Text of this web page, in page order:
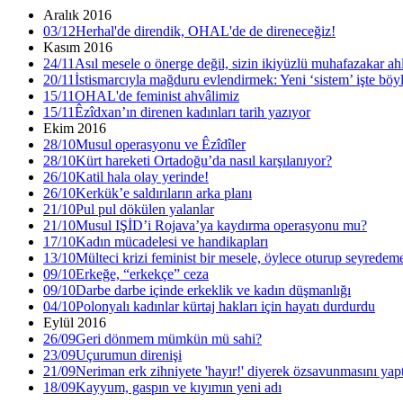
22 kadın eşbaşkan tutuklu, 35 belediyeye kayyım
11:25 05/12/2016
5 ARALIK 2016 GÜNDEMİ
11:21 05/12/2016
‘Yüzlerce çocuk devletin ihmalleri sonucu yaşamını yitirdi’
16:26 04/12/2016
Kasım’da 28 kadın katledildi 100 çocuk istismara maruz bırakıldı
15:01 05/12/2016
Aralık 2016
03/12Herhal'de direndik, OHAL'de de direneceğiz!
Kasım 2016
24/11 Asıl mesele o önerge değil, sizin ikiyüzlü muhafazakar
20/11İstismarcıyla mağduru evlendirmek: Yeni ‘sistem’ işte
15/11OHAL'de feminist ahvâlimiz
15/11Êzîdxan’ın direnen kadınları tarih yazıyor
Ekim 2016
28/10Musul operasyonu ve Êzîdîler
28/10Kürt hareketi Ortadoğu’da nasıl karşılanıyor?
26/10Katil hala olay yerinde!
26/10Kerkük’e saldırıların arka planı
21/10Pul pul dökülen yalanlar
21/10Musul IŞİD’i Rojava’ya kaydırma operasyonu mu?
17/10Kadın mücadelesi ve handikapları
13/10Mülteci krizi feminist bir mesele, öylece oturup
09/10Erkeğe, “erkekçe” ceza
09/10Darbe darbe içinde erkeklik ve kadın düşmanlığı
04/10Polonyalı kadınlar kürtaj hakları için hayatı durdurdu
Eylül 2016
26/09Geri dönmem mümkün mü sahi?
23/09Uçurumun direnişi
21/09Neriman erk zihniyete 'hayır!' diyerek özsavunmasını
18/09Kayyum, gaspın ve kıyımın yeni adı